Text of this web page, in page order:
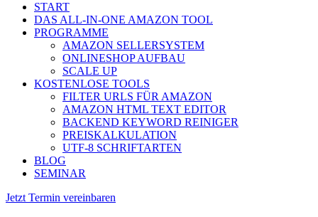
START
DAS ALL-IN-ONE AMAZON TOOL
PROGRAMME
AMAZON SELLERSYSTEM
ONLINESHOP AUFBAU
SCALE UP
KOSTENLOSE TOOLS
FILTER URLS FÜR AMAZON
AMAZON HTML TEXT EDITOR
BACKEND KEYWORD REINIGER
PREISKALKULATION
UTF-8 SCHRIFTARTEN
BLOG
SEMINAR
Jetzt Termin vereinbaren